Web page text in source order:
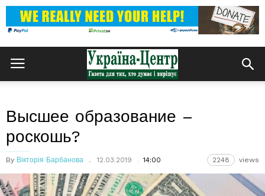
Высшее образование –
роскошь?
By Вікторія Барбанова 12.03.2019 14:00 2248 views